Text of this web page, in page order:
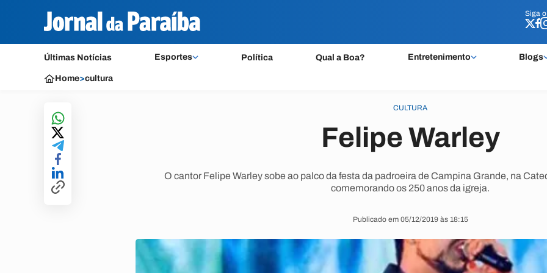
Siga o
Últimas Notícias Esportes Política Qual a Boa? Entretenimento Blogs
Siga o
Home>cultura
CULTURA
Felipe Warley
O cantor Felipe Warley sobe ao palco da festa da padroeira de Campina Grande, na
comemorando os 250 anos da igreja.
Publicado em 05/12/2019 às 18:15